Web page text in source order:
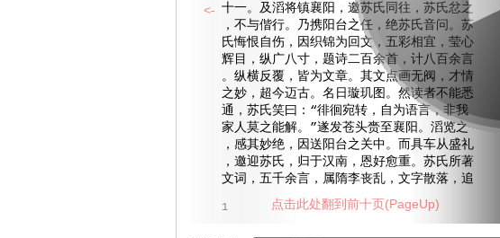
十一。及滔将镇襄阳，邀苏氏同往，苏氏忿之
，不与偕行。乃携阳台之任，绝苏氏音问。苏
氏悔恨自伤，因织锦为回文，五彩相宜，莹心
辉目，纵广八寸，题诗二百余首，计八百余言
。纵横反覆，皆为文章。其文点画无阀，才情
之妙，超今迈古。名日璇玑图。然读者不能悉
通，苏氏笑曰：“徘徊宛转，自为语言，非我
家人莫之能解。”遂发苍头赍至襄阳。滔览之
，感其妙绝，因送阳台之关中。而具车从盛礼
，邀迎苏氏，归于汉南，恩好愈重。苏氏所著
文词，五千余言，属隋李丧乱，文字散落，追
1 点击此处翻到前十页(PageUp)
<-